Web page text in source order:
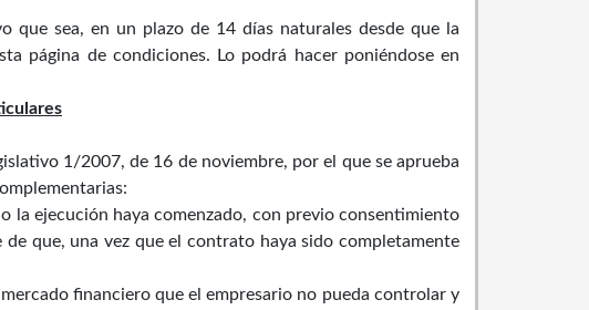
sea, en un plazo de 14 días naturales desde que la
página de condiciones. Lo podrá hacer poniéndose en
1/2007, de 16 de noviembre, por el que se aprueba
la ejecución haya comenzado, con previo consentimiento
que, una vez que el contrato haya sido completamente
financiero que el empresario no pueda controlar y